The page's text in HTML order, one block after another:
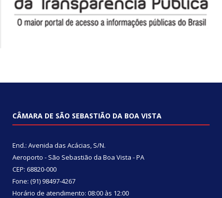
CÂMARA DE SÃO SEBASTIÃO DA BOA VISTA
End.: Avenida das Acácias, S/N.
Aeroporto - São Sebastião da Boa Vista - PA
CEP: 68820-000
Fone: (91) 98497-4267
Horário de atendimento: 08:00 às 12:00